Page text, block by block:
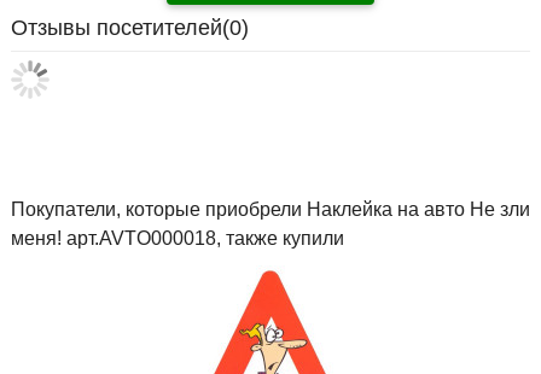
Отзывы посетителей(0)
Покупатели, которые приобрели Наклейка на авто Не зли
меня! арт.AVTO000018, также купили